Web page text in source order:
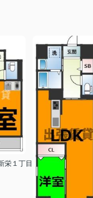
栄１丁目